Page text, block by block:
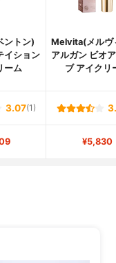
ントン)
イション
ーム
Melvita(メルヴ
アルガン ビオ
ブ アイクリ
3.07(1)
¥5,830